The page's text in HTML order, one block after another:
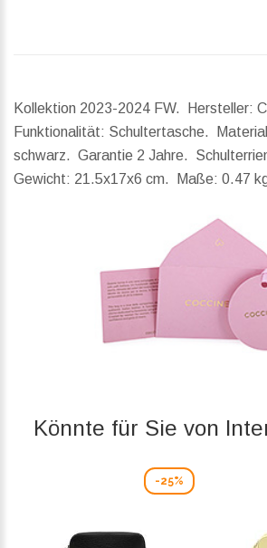
Kollektion 2023-2024 FW. Hersteller:
Funktionalität: Schultertasche.
schwarz. Garantie 2 Jahre.
Gewicht: 21.5x17x6 cm. Maße: 0.47
Könnte für Sie von
-25%